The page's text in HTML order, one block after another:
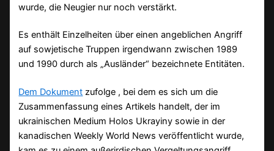
wurde, die Neugier nur noch verstärkt.
Es enthält Einzelheiten über einen angeblichen Angriff
auf sowjetische Truppen irgendwann zwischen 1989
und 1990 durch als „Ausländer“ bezeichnete Entitäten.
Dem Dokument zufolge , bei dem es sich um die
Zusammenfassung eines Artikels handelt, der im
ukrainischen Medium Holos Ukrayiny sowie in der
kanadischen Weekly World News veröffentlicht wurde,